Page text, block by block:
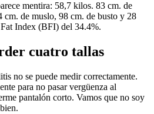
mentira: 58,7 kilos. 83 cm. de
cm. de muslo, 98 cm. de busto y 28
Index (BFI) del 34.4%.
cuatro tallas
no se puede medir correctamente.
para no pasar vergüenza al
pantalón corto. Vamos que no soy